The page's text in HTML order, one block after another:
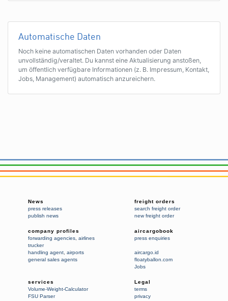
Automatische Daten
Noch keine automatischen Daten vorhanden oder Daten
unvollständig/veraltet. Du kannst eine Aktualisierung anstoßen,
um öffentlich verfügbare Informationen (z. B. Impressum, Kontakt,
Jobs, Management) automatisch anzureichern.
News
press releases
publish news
freight orders
search freight order
new freight order
company profiles
forwarding agencies airlines
trucker
handling agent airports
general sales agents
aircargobook
press enquiries
aircargo.id
floatyballon.com
Jobs
services
Volume-Weight-Calculator
FSU Parser
Legal
terms
privacy